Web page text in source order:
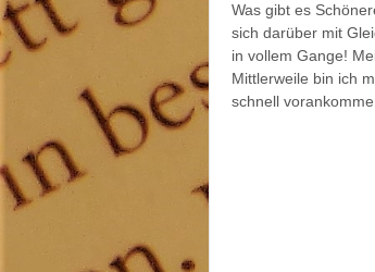
Was gibt es
sich darüber mit
in vollem Gange!
Mittlerweile bin ich
schnell